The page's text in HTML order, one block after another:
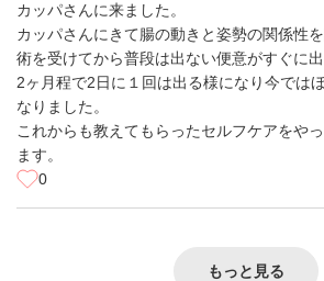
カッパさんに来ました。
カッパさんにきて腸の動きと姿勢の関係性
術を受けてから普段は出ない便意がすぐに出
2ヶ月程で2日に１回は出る様になり今では
なりました。
これからも教えてもらったセルフケアをや
ます。
0
もっと見る